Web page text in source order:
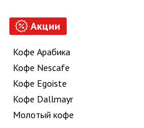
Акции
Кофе Арабика
Кофе Nescafe
Кофе Egoiste
Кофе Dallmayr
Молотый кофе